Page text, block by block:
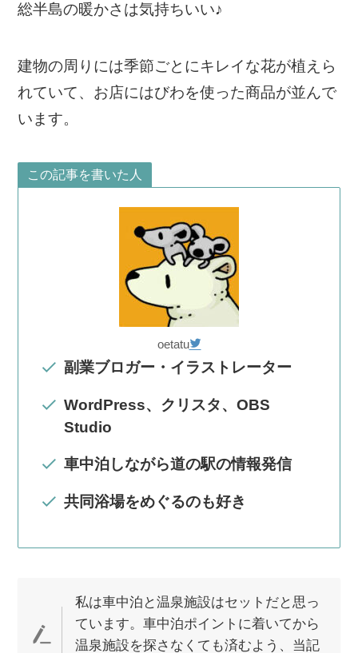
総半島の暖かさは気持ちいい♪
建物の周りには季節ごとにキレイな花が植えら
れていて、お店にはびわを使った商品が並んで
います。
この記事を書いた人
oetatu
副業ブロガー・イラストレーター
WordPress、クリスタ、OBS
Studio
車中泊しながら道の駅の情報発信
共同浴場をめぐるのも好き
私は車中泊と温泉施設はセットだと思っ
ています。車中泊ポイントに着いてから
温泉施設を探さなくても済むよう、当記